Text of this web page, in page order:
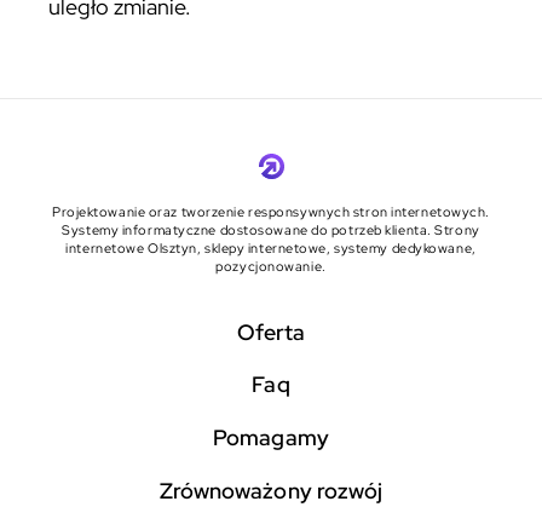
uległo zmianie.
Projektowanie oraz tworzenie responsywnych stron internetowych.
Systemy informatyczne dostosowane do potrzeb klienta. Strony
internetowe Olsztyn, sklepy internetowe, systemy dedykowane,
pozycjonowanie.
Oferta
faq
pomagamy
zrównoważony rozwój